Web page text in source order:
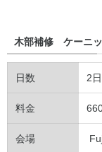
木部補修 ケーニ
日数 2
料金
会場